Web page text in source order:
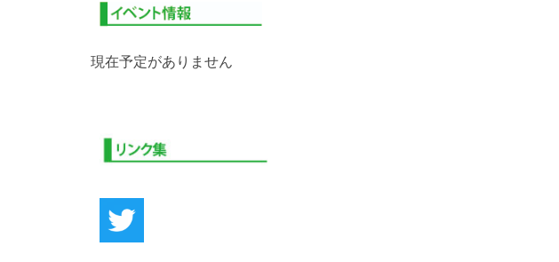
現在予定がありません